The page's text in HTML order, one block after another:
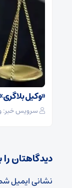
«وکیل‌
سرویس خبر:
دیدگاهتان
نشانی ایمیل